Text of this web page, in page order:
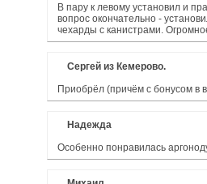
В пару к левому установил и
вопрос окончательно -
чехарды с канистрами.
Сергей из Кемерово.
Приобрёл (причём с бонусом в
Надежда
Особенно понравилась